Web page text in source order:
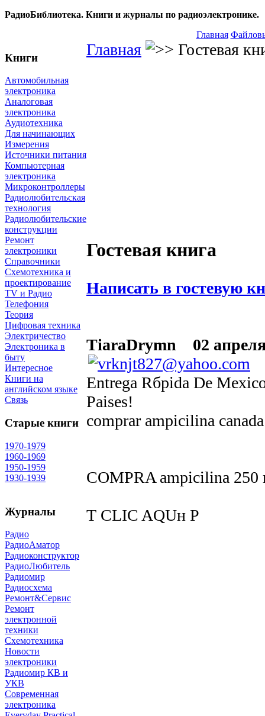
РадиоБиблиотека. Книги и журналы по радиоэлектронике.
Главная
Книги
Автомобильная
электроника
Аналоговая
электроника
Аудиотехника
Для начинающих
Измерения
Источники питания
Компьютерная
электроника
Микроконтроллеры
Радиолюбительская
технология
Радиолюбительские
конструкции
Ремонт
электроники
Справочники
Схемотехника и
проектирование
TV и Радио
Телефония
Теория
Цифровая техника
Электричество
Электроника в
быту
Интересное
Книги на
английском языке
Связь
Старые книги
1970-1979
1960-1969
1950-1959
1930-1939
Журналы
Радио
РадиоАматор
Радиоконструктор
РадиоЛюбитель
Радиомир
Радиосхема
Ремонт&Сервис
Ремонт
электронной
техники
Схемотехника
Новости
электроники
Радиомир КВ и
УКВ
Современная
электроника
Главная Гостевая
Гостевая книга
Написать в гостевую
TiaraDrymn 02
Entrega Rбpida De
Paises!
comprar ampicilina canada
COMPRA ampicilina
Т CLIC AQUн Р